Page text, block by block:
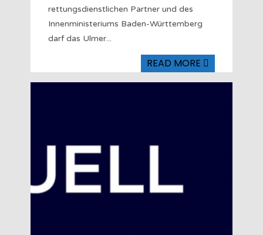
rettungsdienstlichen Partner und des
Innenministeriums Baden-Württemberg
darf das Ulmer...
READ MORE